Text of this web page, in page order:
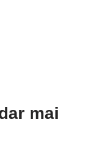
mai